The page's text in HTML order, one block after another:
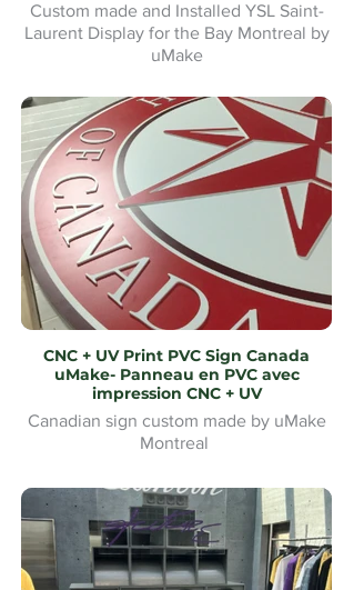
Custom made and Installed YSL Saint-
Laurent Display for the Bay Montreal by
uMake
Présentoir YSL Saint-Laurent sur mesure
et installé pour la Baie de Montréal par
uMake
CNC + UV Print PVC Sign Canada
uMake- Panneau en PVC avec
impression CNC + UV
Canadian sign custom made by uMake
Montreal